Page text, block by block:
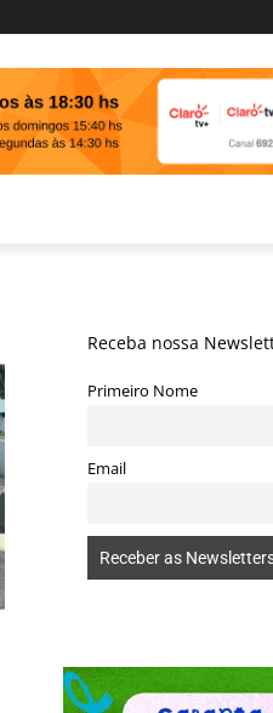
Receba nossa
Primeiro Nome
Email